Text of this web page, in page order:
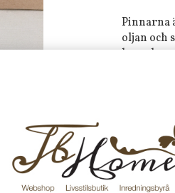
Pinnarna
oljan och
doft,
sedan
det
Tyvärr
Till